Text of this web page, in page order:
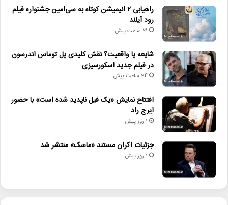
راهیابی ۲ انیمیشن کوتاه به سی‌امین جشنواره فیلم
رود آیلند
21 ساعت پیش
شایعه یا واقعیت؟ نقش کلیدی پل توماس اندرسون
در فیلم جدید اسکورسیزی
24 ساعت پیش
افتتاح نمایش «یک فیل ناپدید شده است» با حضور
ایرج راد
1 روز پیش
جزئیات اکران مستند «ماسک» منتشر شد
1 روز پیش